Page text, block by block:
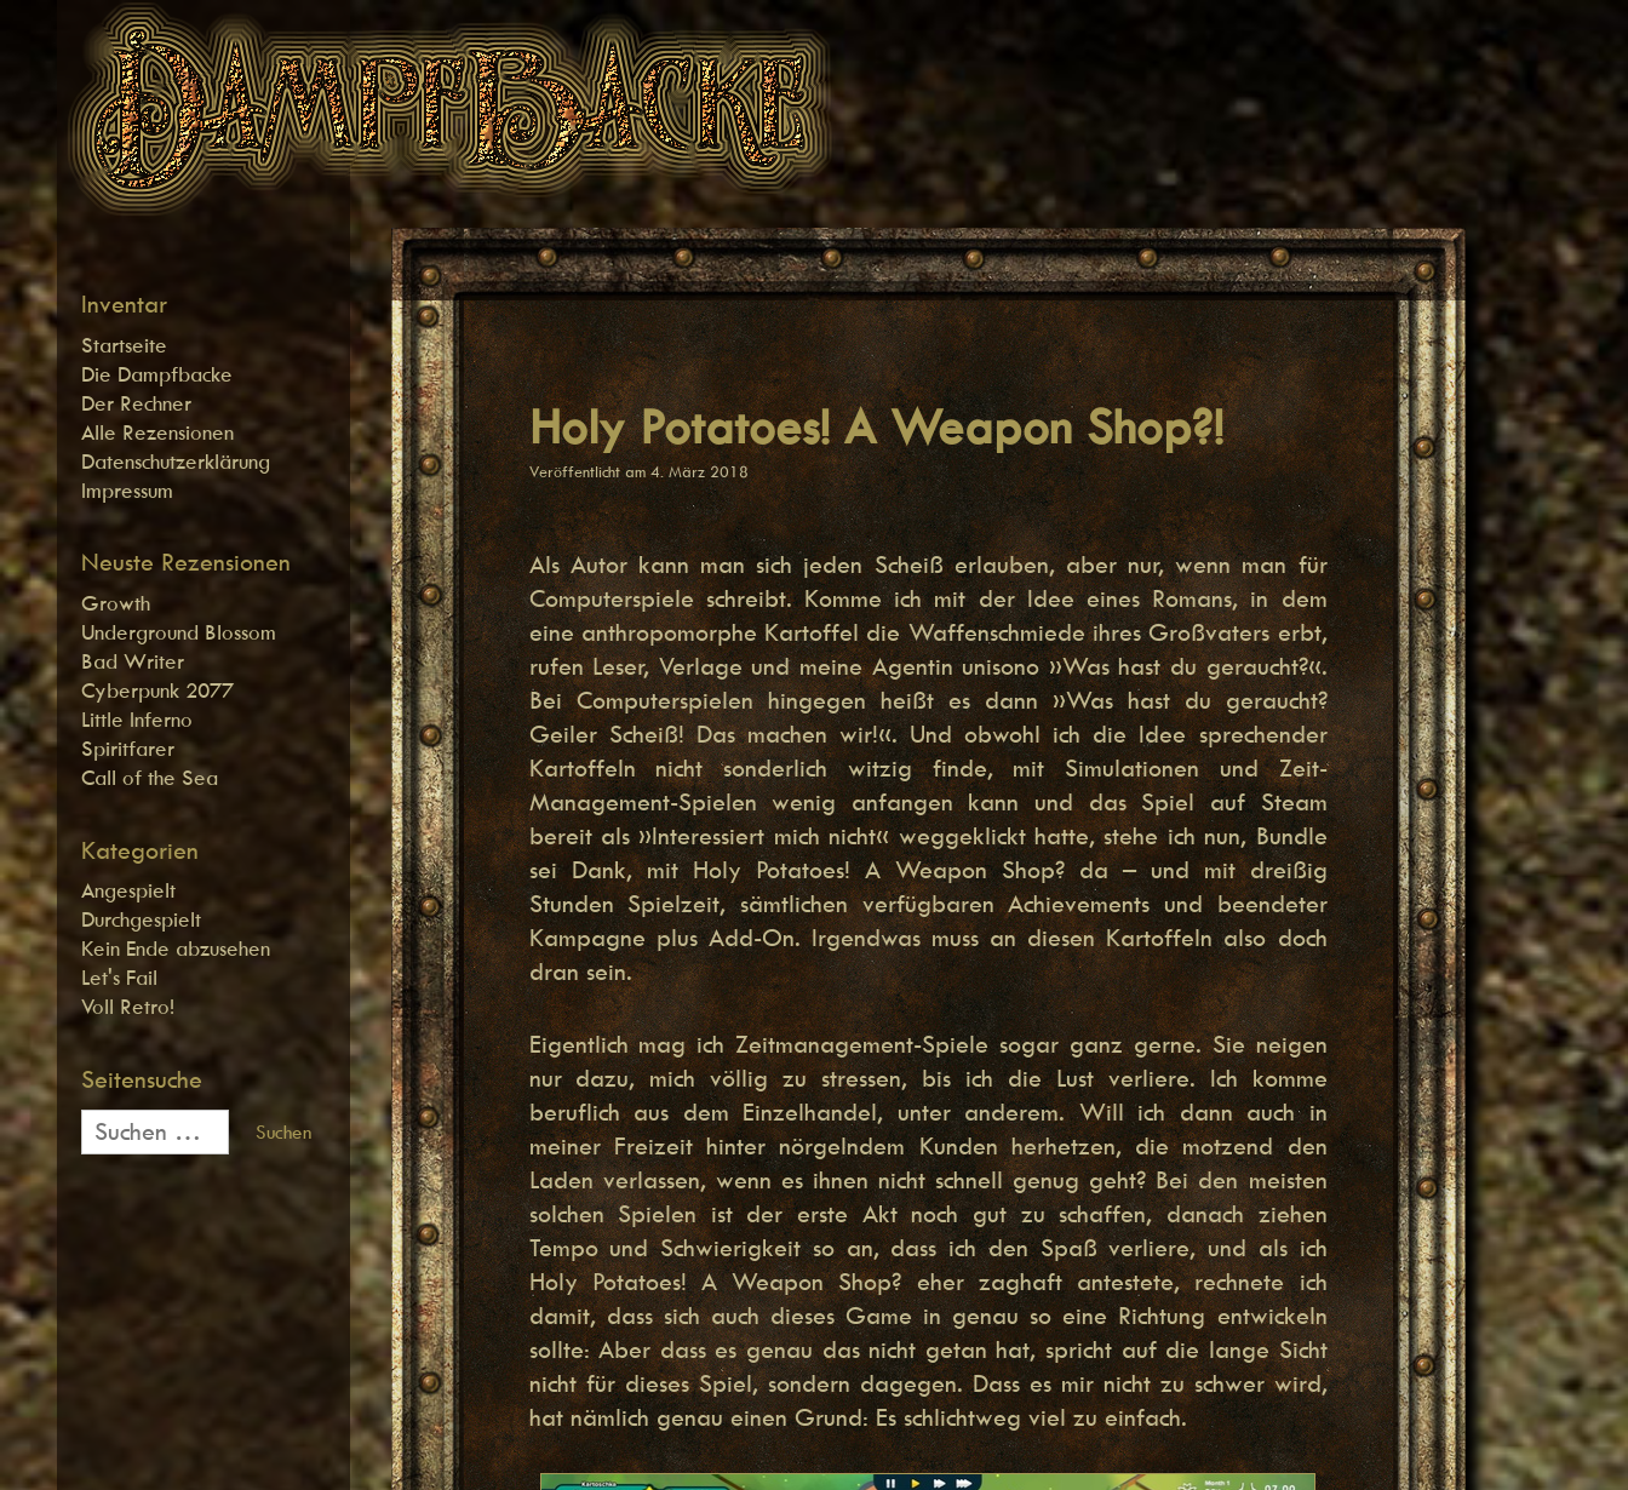
springen
Holy Potatoes! A Weapon Shop?!
Veröffentlicht am4. März 2018
Als Autor kann man sich jeden Scheiß erlauben, aber nur, wenn man für
Computerspiele schreibt. Komme ich mit der Idee eines Romans, in dem
eine anthropomorphe Kartoffel die Waffenschmiede ihres Großvaters erbt,
rufen Leser, Verlage und meine Agentin unisono »Was hast du geraucht?«.
Bei Computerspielen hingegen heißt es dann »Was hast du geraucht?
Geiler Scheiß! Das machen wir!«. Und obwohl ich die Idee sprechender
Kartoffeln nicht sonderlich witzig finde, mit Simulationen und Zeit-
Management-Spielen wenig anfangen kann und das Spiel auf Steam
bereit als »Interessiert mich nicht« weggeklickt hatte, stehe ich nun, Bundle
sei Dank, mit Holy Potatoes! A Weapon Shop? da – und mit dreißig
Stunden Spielzeit, sämtlichen verfügbaren Achievements und beendeter
Kampagne plus Add-On. Irgendwas muss an diesen Kartoffeln also doch
dran sein.
Eigentlich mag ich Zeitmanagement-Spiele sogar ganz gerne. Sie neigen
nur dazu, mich völlig zu stressen, bis ich die Lust verliere. Ich komme
beruflich aus dem Einzelhandel, unter anderem. Will ich dann auch in
meiner Freizeit hinter nörgelndem Kunden herhetzen, die motzend den
Laden verlassen, wenn es ihnen nicht schnell genug geht? Bei den meisten
solchen Spielen ist der erste Akt noch gut zu schaffen, danach ziehen
Tempo und Schwierigkeit so an, dass ich den Spaß verliere, und als ich
Holy Potatoes! A Weapon Shop? eher zaghaft antestete, rechnete ich
damit, dass sich auch dieses Game in genau so eine Richtung entwickeln
sollte: Aber dass es genau das nicht getan hat, spricht auf die lange Sicht
nicht für dieses Spiel, sondern dagegen. Dass es mir nicht zu schwer wird,
hat nämlich genau einen Grund: Es schlichtweg viel zu einfach.
Inventar
Startseite
Die Dampfbacke
Der Rechner
Alle Rezensionen
Datenschutzerklärung
Impressum
Neuste Rezensionen
Growth
Underground Blossom
Bad Writer
Cyberpunk 2077
Little Inferno
Spiritfarer
Call of the Sea
Kategorien
Angespielt
Durchgespielt
Kein Ende abzusehen
Let's Fail
Voll Retro!
Seitensuche
Suchen
nach:
Theme:Noto Simple